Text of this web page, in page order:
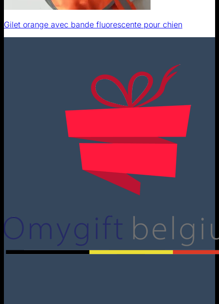
Gilet orange avec bande fluorescente pour chien